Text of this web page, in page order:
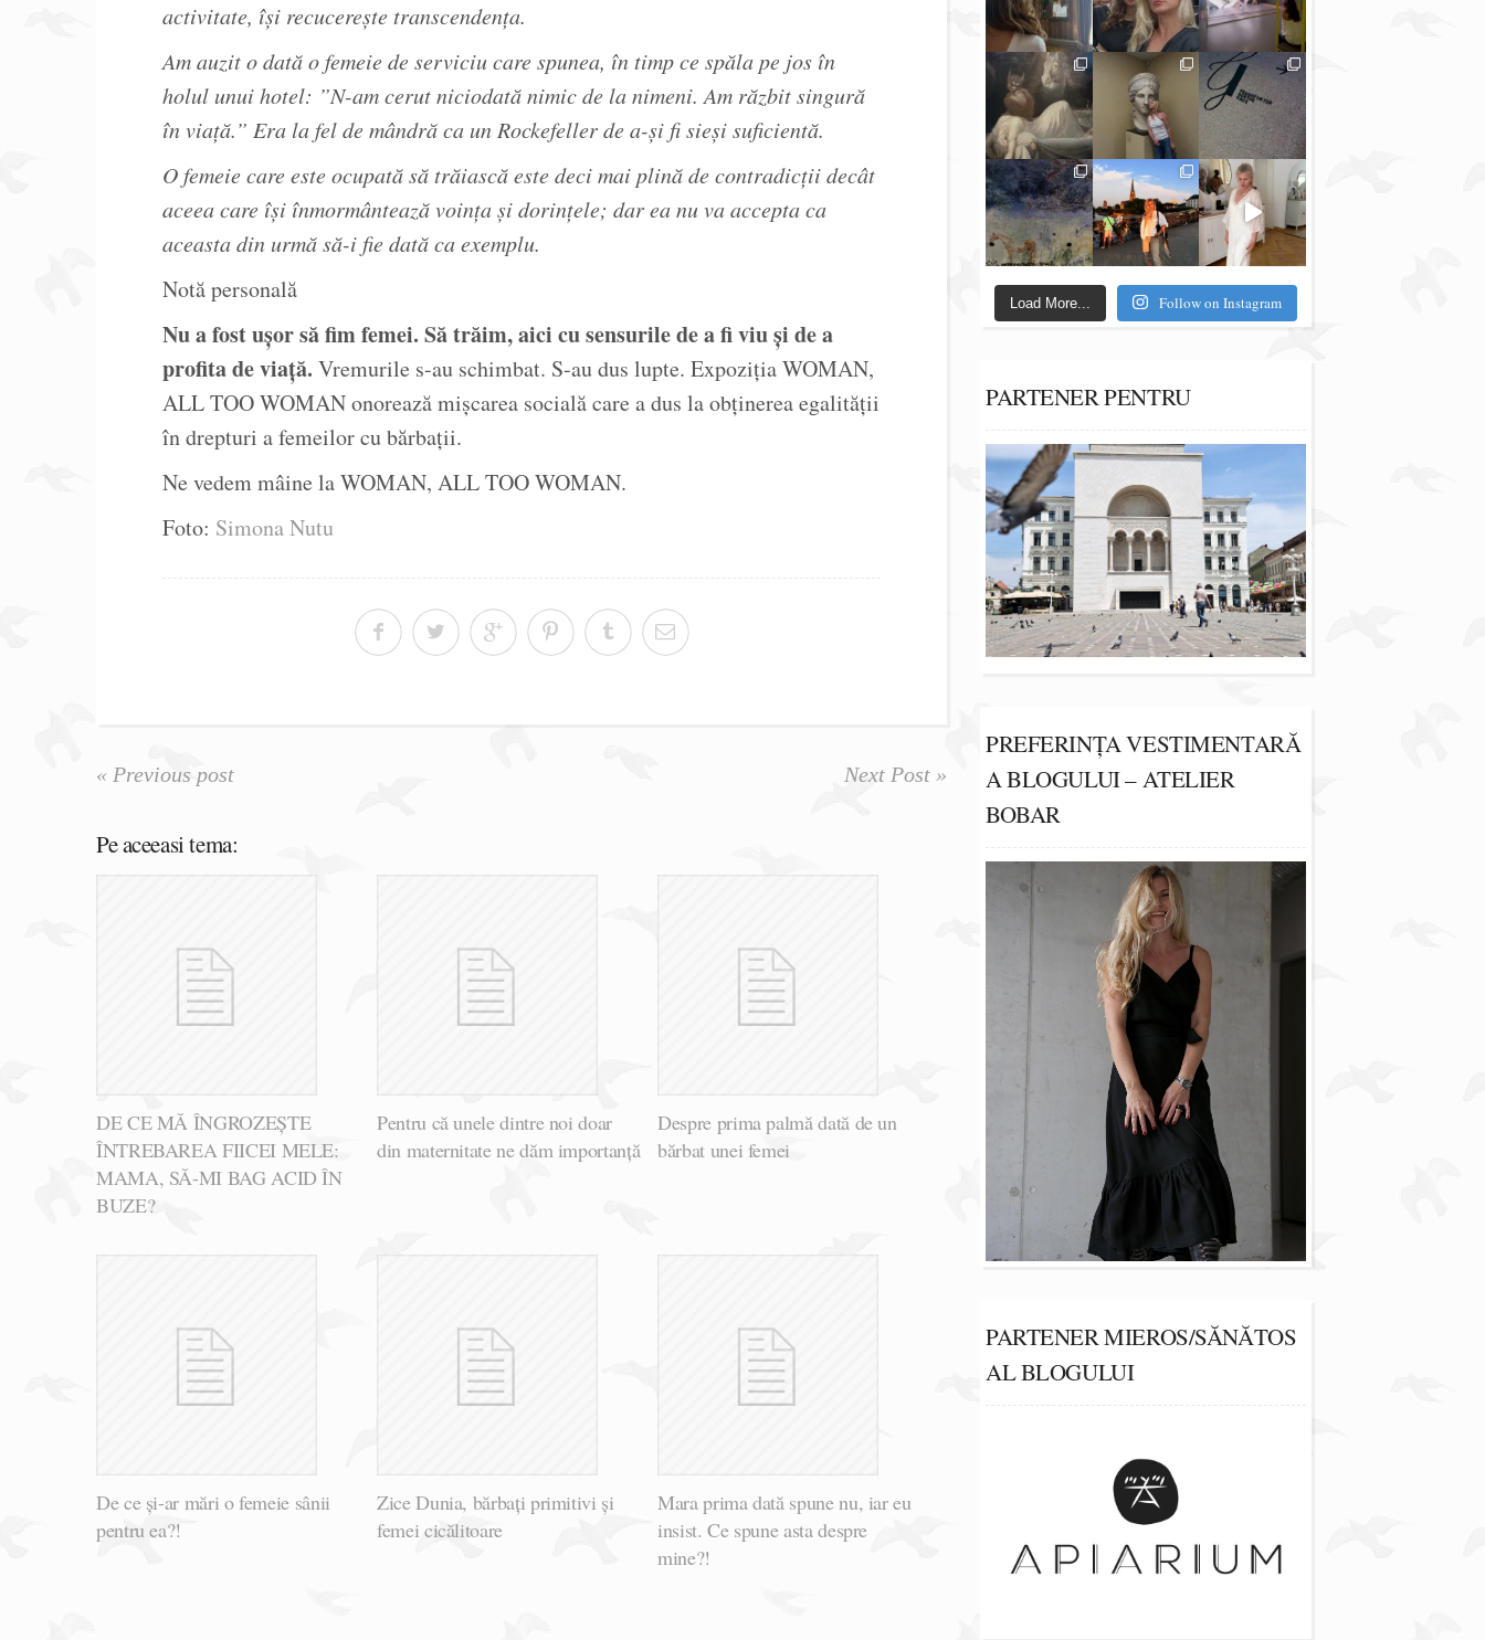
activitate, își recucerește transcendența.
Am auzit o dată o femeie de serviciu care spunea, în timp ce spăla pe jos în
holul unui hotel: ”N-am cerut niciodată nimic de la nimeni. Am răzbit singură
în viață.” Era la fel de mândră ca un Rockefeller de a-și fi sieși suficientă.
O femeie care este ocupată să trăiască este deci mai plină de contradicții decât
aceea care își înmormântează voința și dorințele; dar ea nu va accepta ca
aceasta din urmă să-i fie dată ca exemplu.
Notă personală
Nu a fost ușor să fim femei. Să trăim, aici cu sensurile de a fi viu și de a
profita de viață. Vremurile s-au schimbat. S-au dus lupte. Expoziția WOMAN,
ALL TOO WOMAN onorează mișcarea socială care a dus la obținerea egalității
în drepturi a femeilor cu bărbații.
Ne vedem mâine la WOMAN, ALL TOO WOMAN.
Foto: Simona Nutu
« Previous post Next Post »
Pe aceeasi tema:
DE CE MĂ ÎNGROZEȘTE
ÎNTREBAREA FIICEI MELE:
MAMA, SĂ-MI BAG ACID ÎN
BUZE?
Pentru că unele dintre noi doar
din maternitate ne dăm importanță
Despre prima palmă dată de un
bărbat unei femei
De ce și-ar mări o femeie sânii
pentru ea?!
Zice Dunia, bărbați primitivi și
femei cicălitoare
Mara prima dată spune nu, iar eu
insist. Ce spune asta despre
mine?!
Load More... Follow on Instagram
PARTENER PENTRU
PREFERINȚA VESTIMENTARĂ
A BLOGULUI – ATELIER
BOBAR
PARTENER MIEROS/SĂNĂTOS
AL BLOGULUI